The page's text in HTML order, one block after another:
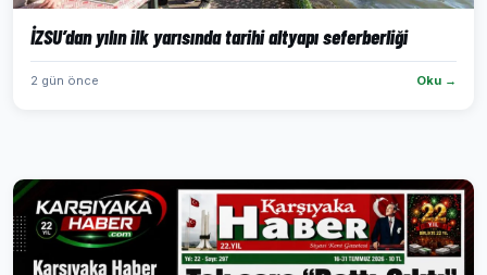
İZSU’dan yılın ilk yarısında tarihi altyapı seferberliği
2 gün önce Oku →